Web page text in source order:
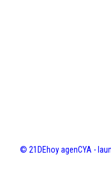
© 21DEhoy agenCYA -